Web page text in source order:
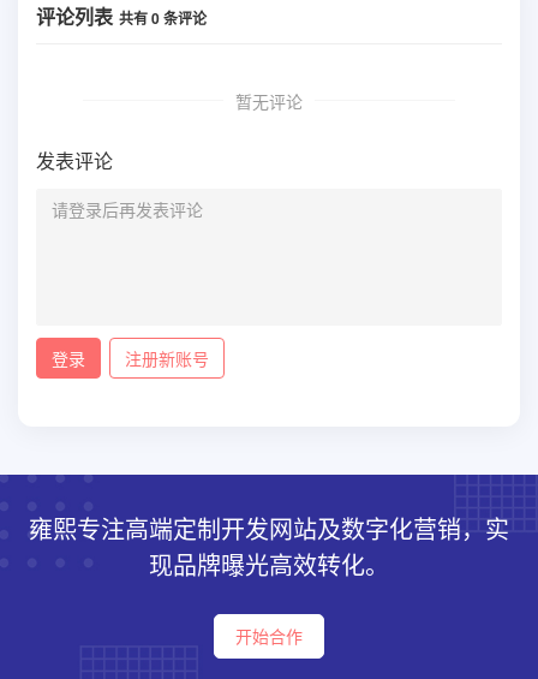
评论列表 共有0条评论
暂无评论
发表评论
登录 注册新账号
雍熙专注高端定制开发网站及数字化营销，实
现品牌曝光高效转化。
开始合作